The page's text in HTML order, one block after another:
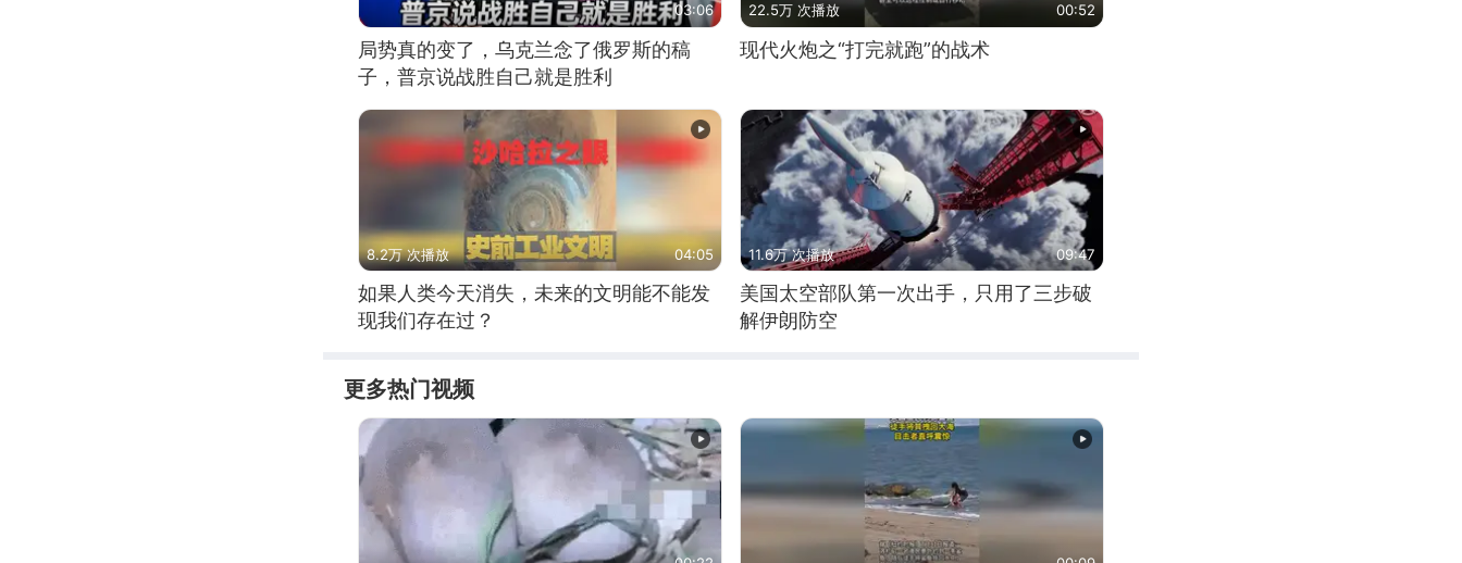
03:06
局势真的变了，乌克兰念了俄罗斯的稿
子，普京说战胜自己就是胜利
22.5万 次播放 00:52
现代火炮之“打完就跑”的战术
8.2万 次播放 04:05
如果人类今天消失，未来的文明能不能发
现我们存在过？
11.6万 次播放 09:47
美国太空部队第一次出手，只用了三步破
解伊朗防空
更多热门视频